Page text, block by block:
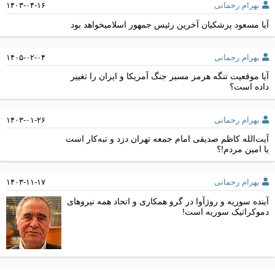
بهرام رحمانی ۱۴۰۳-۰۴-۱۶
آیا مسعود پزشکیان آخرین رئیس جمهور اسلامیخواهد بود
بهرام رحمانی ۱۴۰۵-۰۲-۰۴
آیا موقعیت تنگه هرمز مسیر جنگ آمریکا و ایران را تغییر
داده است؟
بهرام رحمانی ۱۴۰۳-۰۱-۲۶
آیت‌الله کاظم صدیقی امام جمعه تهران دزد و تبه‌کار است
یا امین مردم!؟
بهرام رحمانی ۱۴۰۳-۱۱-۱۷
آینده سوریه و روژآوا در گرو همکاری و اتحاد همه نیروهای
دموکراتیک سوریه است!